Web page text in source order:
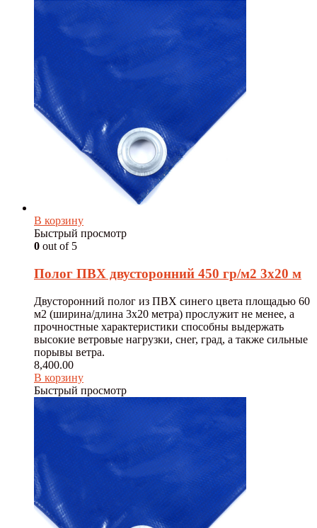
В корзину
Быстрый просмотр
0 out of 5
Полог ПВХ двусторонний 450 гр/м2 3х20 м
Двусторонний полог из ПВХ синего цвета площадью 60
м2 (ширина/длина 3х20 метра) прослужит не менее, а
прочностные характеристики способны выдержать
высокие ветровые нагрузки, снег, град, а также сильные
порывы ветра.
8,400.00
В корзину
Быстрый просмотр